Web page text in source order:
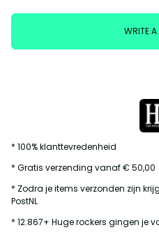
WRITE A
* 100% klanttevredenheid
* Gratis verzending vanaf € 50,00
* Zodra je items verzonden zijn
PostNL
* 12.867+ Huge rockers gingen je